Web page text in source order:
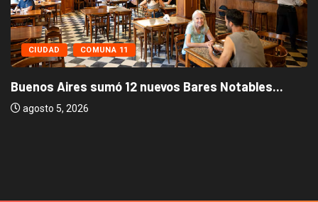
CIUDAD COMUNA 11
Buenos Aires sumó 12 nuevos Bares Notables...
agosto 5, 2026